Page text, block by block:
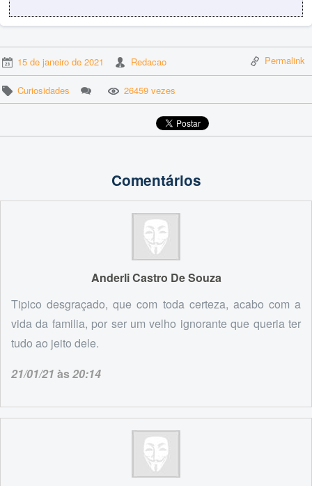
15 de janeiro de 2021 Redacao Permalink
Curiosidades 26459 vezes
Comentários
Anderli Castro De Souza
Tipico desgraçado, que com toda certeza, acabo com a
vida da familia, por ser um velho ignorante que queria ter
tudo ao jeito dele.
21/01/21 às20:14